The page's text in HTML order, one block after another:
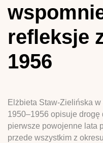
refleksje
1956
Elżbieta Staw-Zielińska
1950–1956 opisuje
pierwsze powojenne lata
przede wszystkim z